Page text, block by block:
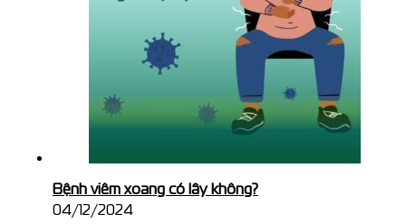
Bệnh viêm xoang có lây không?
04/12/2024